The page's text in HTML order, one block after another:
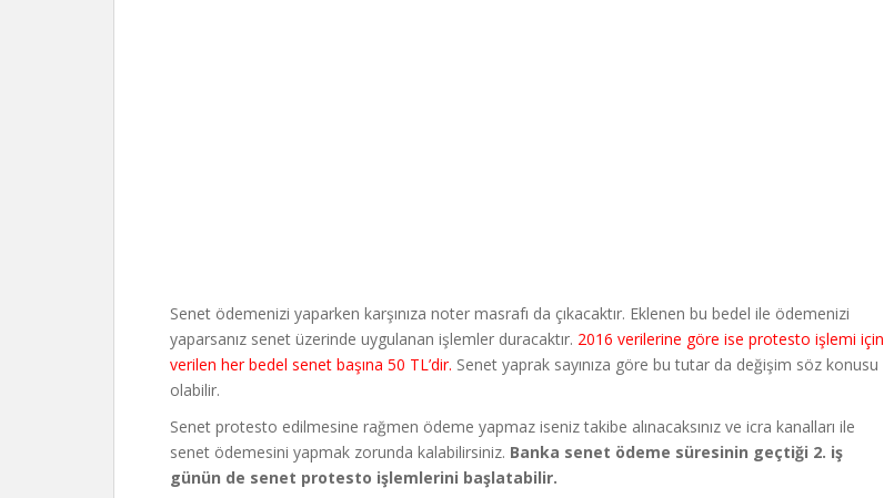
Senet ödemenizi yaparken karşınıza noter masrafı da çıkacaktır. Eklenen bu bedel ile ödemenizi
yaparsanız senet üzerinde uygulanan işlemler duracaktır. 2016 verilerine göre ise protesto işlemi için
verilen her bedel senet başına 50 TL’dir. Senet yaprak sayınıza göre bu tutar da değişim söz konusu
olabilir.
Senet protesto edilmesine rağmen ödeme yapmaz iseniz takibe alınacaksınız ve icra kanalları ile
senet ödemesini yapmak zorunda kalabilirsiniz. Banka senet ödeme süresinin geçtiği 2. iş
günün de senet protesto işlemlerini başlatabilir.